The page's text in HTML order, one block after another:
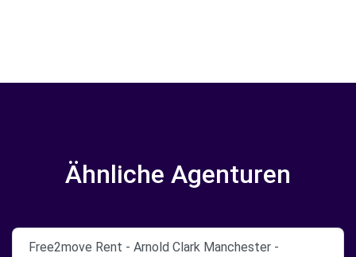
Ähnliche Agenturen
Free2move Rent - Arnold Clark Manchester -